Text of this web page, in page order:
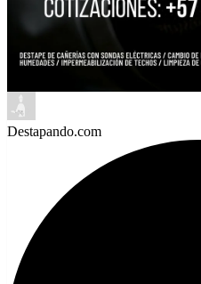
Destapando.com